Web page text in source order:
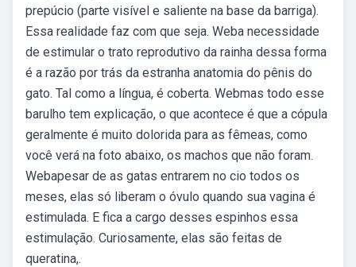
prepúcio (parte visível e saliente na base da barriga).
Essa realidade faz com que seja. Weba necessidade
de estimular o trato reprodutivo da rainha dessa forma
é a razão por trás da estranha anatomia do pênis do
gato. Tal como a língua, é coberta. Webmas todo esse
barulho tem explicação, o que acontece é que a cópula
geralmente é muito dolorida para as fêmeas, como
você verá na foto abaixo, os machos que não foram.
Webapesar de as gatas entrarem no cio todos os
meses, elas só liberam o óvulo quando sua vagina é
estimulada. E fica a cargo desses espinhos essa
estimulação. Curiosamente, elas são feitas de
queratina,.